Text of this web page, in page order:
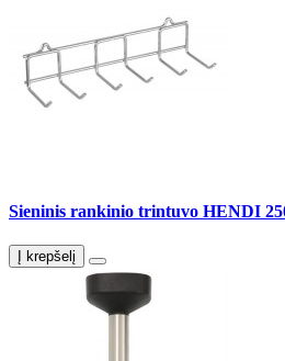
Sieninis rankinio trintuvo HENDI
Į krepšelį